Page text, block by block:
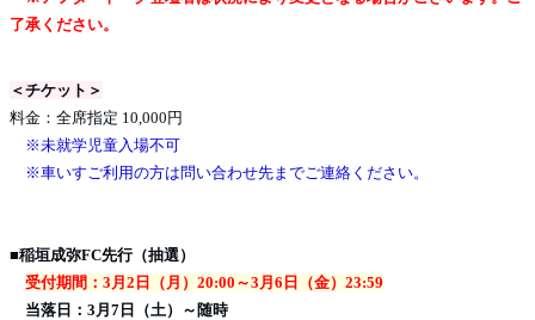
了承ください。
＜チケット＞
料金：全席指定 10,000円
※未就学児童入場不可
※車いすご利用の方は問い合わせ先までご連絡ください。
■稲垣成弥FC先行（抽選）
受付期間：3月2日（月）20:00～3月6日（金）23:59
当落日：3月7日（土）～随時